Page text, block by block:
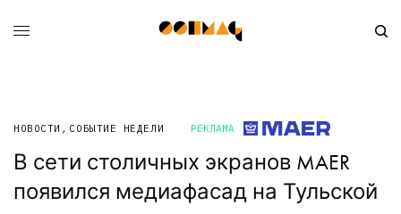
НОВОСТИ , СОБЫТИЕ НЕДЕЛИ РЕКЛАМА
В сети столичных экранов MAER
появился медиафасад на Тульской